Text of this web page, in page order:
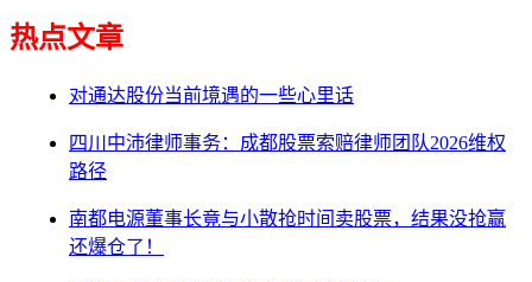
热点文章
对通达股份当前境遇的一些心里话
四川中沛律师事务：成都股票索赔律师团队2026维权
路径
南都电源董事长竟与小散抢时间卖股票，结果没抢赢
还爆仓了！